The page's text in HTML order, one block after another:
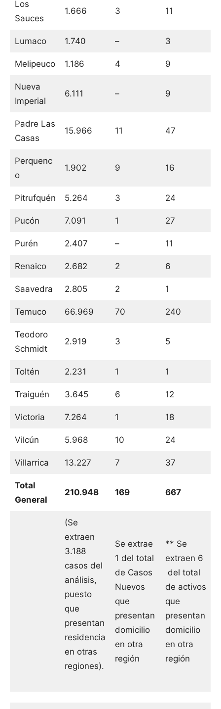
Los
Sauces
1.666 3 11
Lumaco 1.740 – 3
Melipeuco 1.186 4 9
Nueva
Imperial
6.111 – 9
Padre Las
Casas
15.966 11 47
Perquenc
o
1.902 9 16
Pitrufquén 5.264 3 24
Pucón 7.091 1 27
Purén 2.407 – 11
Renaico 2.682 2 6
Saavedra 2.805 2 1
Temuco 66.969 70 240
Teodoro
Schmidt
2.919 3 5
Toltén 2.231 1 1
Traiguén 3.645 6 12
Victoria 7.264 1 18
Vilcún 5.968 10 24
Villarrica 13.227 7 37
Total
General
210.948 169 667
(Se
extraen
3.188
casos del
análisis,
puesto
que
presentan
residencia
en otras
regiones).
Se extrae
1 del total
de Casos
Nuevos
que
presentan
domicilio
en otra
región
** Se
extraen 6
del total
de activos
que
presentan
domicilio
en otra
región